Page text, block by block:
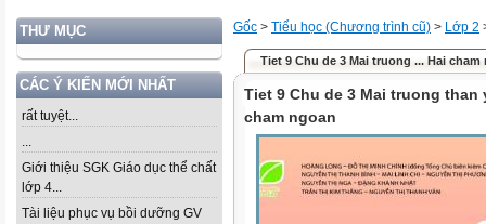
THƯ MỤC
CÁC Ý KIẾN MỚI NHẤT
rất tuyệt...
...
Giới thiệu SGK Giáo dục thể chất
lớp 4...
Tài liệu phục vụ bồi dưỡng GV
Gốc > Tiểu học (Chương trình cũ) > Lớp 2
Tiet 9 Chu de 3 Mai truong ... Hai cham
Tiet 9 Chu de 3 Mai truong than
cham ngoan